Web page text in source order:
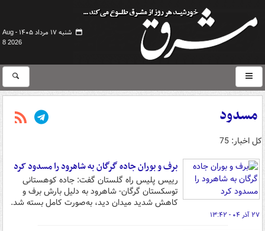
شنبه ۱۷ مرداد ۱۴۰۵ -
Aug
8 2026
مسدود
کل اخبار: 75
برف و بوران جاده گرگان به شاهرود را مسدود کرد
رییس پلیس راه گلستان گفت: جاده کوهستانی
توسکستان گرگان- شاهرود به دلیل بارش برف و
کاهش شدید میدان دید، به‌صورت کامل بسته شد.
۲۷ آذر ۰۴ - ۱۳:۴۲